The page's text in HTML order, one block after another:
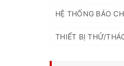
HỆ THỐNG BÁO
THIẾT BỊ THỬ/